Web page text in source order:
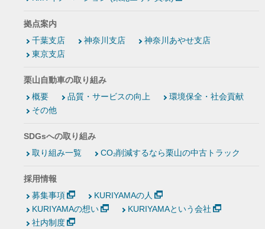
拠点案内
千葉支店
神奈川支店
神奈川あやせ支店
東京支店
栗山自動車の取り組み
概要
品質・サービスの向上
環境保全・社会貢献
その他
SDGsへの取り組み
取り組み一覧
CO₂削減するなら栗山の中古トラック
採用情報
募集事項
KURIYAMAの人
KURIYAMAの想い
KURIYAMAという会社
社内制度